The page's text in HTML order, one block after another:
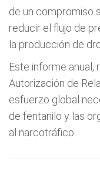
de un compromiso
reducir el flujo de
la producción de
Este informe anual,
Autorización de
esfuerzo global
de fentanilo y las
al narcotráfico